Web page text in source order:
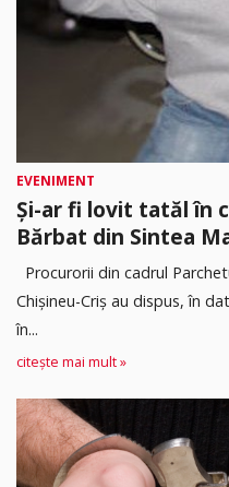
EVENIMENT
Și-ar fi lovit tatăl în
Bărbat din Sintea
Procurorii din cadrul
Chișineu-Criș au dispus, în
în...
citește mai mult »